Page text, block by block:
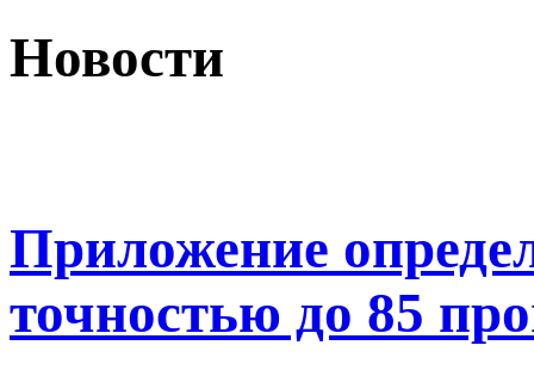
Новости
Приложение
точностью до 85